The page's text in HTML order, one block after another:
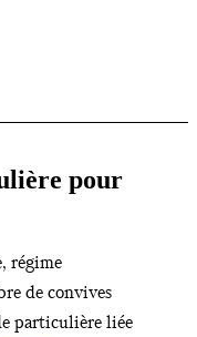
pour
régime
de convives
particulière liée